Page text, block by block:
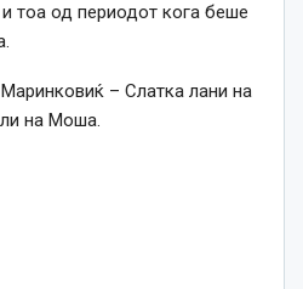
тоа од периодот кога беше
– Слатка лани на
на Моша.